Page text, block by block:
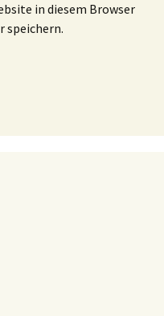
in diesem Browser
speichern.